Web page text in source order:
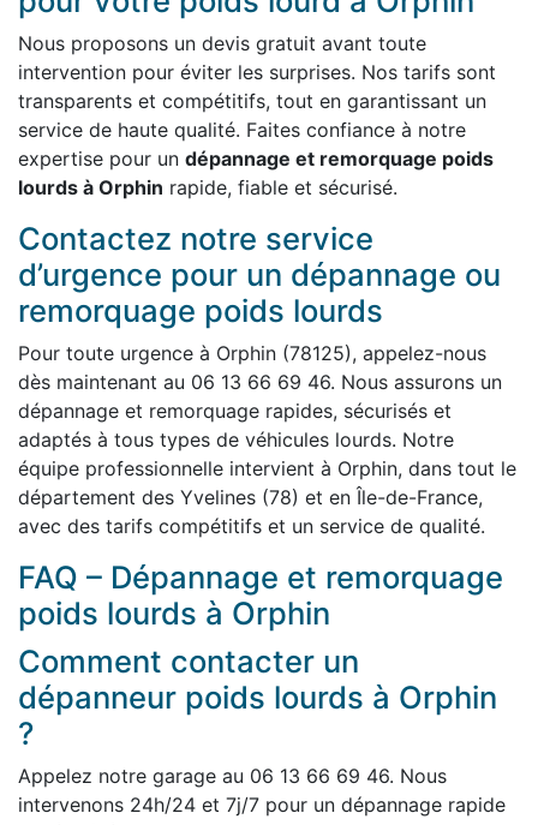
Nous proposons un devis gratuit avant toute
intervention pour éviter les surprises. Nos tarifs sont
transparents et compétitifs, tout en garantissant un
service de haute qualité. Faites confiance à notre
expertise pour un dépannage et remorquage poids
lourds à Orphin rapide, fiable et sécurisé.
Contactez notre service
d’urgence pour un dépannage ou
remorquage poids lourds
Pour toute urgence à Orphin (78125), appelez-nous
dès maintenant au 06 13 66 69 46. Nous assurons un
dépannage et remorquage rapides, sécurisés et
adaptés à tous types de véhicules lourds. Notre
équipe professionnelle intervient à Orphin, dans tout le
département des Yvelines (78) et en Île-de-France,
avec des tarifs compétitifs et un service de qualité.
FAQ – Dépannage et remorquage
poids lourds à Orphin
Comment contacter un
dépanneur poids lourds à Orphin
?
Appelez notre garage au 06 13 66 69 46. Nous
intervenons 24h/24 et 7j/7 pour un dépannage rapide